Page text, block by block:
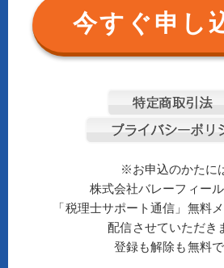
今すぐ申し
※お申込のかたに
株式会社バレーフィー
「税理士サポート通信」無料
配信させていただき
登録も解除も無料で